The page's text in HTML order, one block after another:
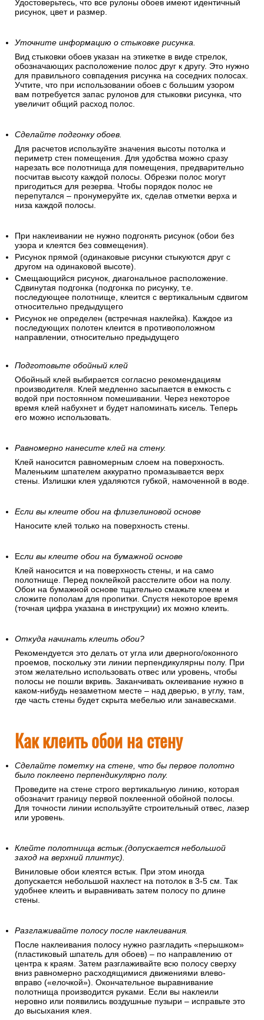
рисунок, цвет и размер.
Уточните информацию о стыковке рисунка.
Вид стыковки обоев указан на этикетке в виде стрелок,
обозначающих расположение полос друг к другу. Это нужно
для правильного совпадения рисунка на соседних полосах.
увеличит общий расход полос.
Сделайте подгонку обоев.
Для расчетов используйте значения высоты потолка и
периметр стен помещения. Для удобства можно сразу
нарезать все полотнища для помещения, предварительно
посчитав высоту каждой полосы. Обрезки полос могут
низа каждой полосы.
При наклеивании не нужно подгонять рисунок (обои без
узора и клеятся без совмещения).
Рисунок прямой (одинаковые рисунки стыкуются друг с
другом на одинаковой высоте).
Смещающийся рисунок, диагональное расположение.
Сдвинутая подгонка (подгонка по рисунку, т.е.
последующее полотнище, клеится с вертикальным сдвигом
относительно предыдущего
направлении, относительно предыдущего
Подготовьте обойный клей
Обойный клей выбирается согласно рекомендациям
производителя. Клей медленно засыпается в емкость с
его можно использовать.
Равномерно нанесите клей на стену.
стены. Излишки клея удаляются губкой, намоченной в воде.
Наносите клей только на поверхность стены.
Если вы клеите обои на бумажной основе
Клей наносится и на поверхность стены, и на само
полотнище. Перед поклейкой расстелите обои на полу.
(точная цифра указана в инструкции) их можно клеить.
Откуда начинать клеить обои?
Рекомендуется это делать от угла или дверного/оконного
проемов, поскольку эти линии перпендикулярны полу. При
этом желательно использовать отвес или уровень, чтобы
где часть стены будет скрыта мебелью или занавесками.
Как клеить обои на стену
Сделайте пометку на стене, что бы первое полотно
было поклеено перпендикулярно полу.
Проведите на стене строго вертикальную линию, которая
или уровень.
Клейте полотнища встык.(допускается небольшой
заход на верхний плинтус).
Виниловые обои клеятся встык. При этом иногда
стены.
Разглаживайте полосу после наклеивания.
После наклеивания полосу нужно разгладить «перышком»
(пластиковый шпатель для обоев) – по направлению от
центра к краям. Затем разглаживайте всю полосу сверху
вниз равномерно расходящимися движениями влево-
вправо («елочкой»). Окончательное выравнивание